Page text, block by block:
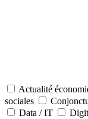
Actualité
sociales
Data / IT